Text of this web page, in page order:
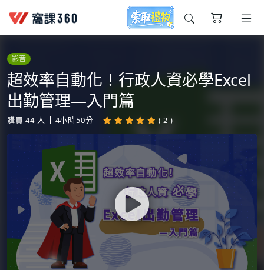
今天想要學什麼?
窩課推薦給您
影音
超效率自動化！行政人資必學Excel
出勤管理—入門篇
購買 44 人 4小時50分 ( 2 )